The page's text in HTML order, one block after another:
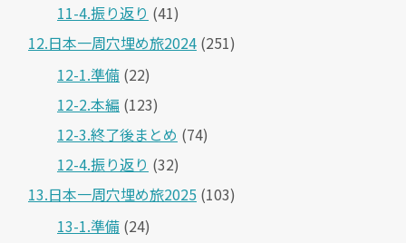
11-4.振り返り (41)
12.日本一周穴埋め旅2024 (251)
12-1.準備 (22)
12-2.本編 (123)
12-3.終了後まとめ (74)
12-4.振り返り (32)
13.日本一周穴埋め旅2025 (103)
13-1.準備 (24)